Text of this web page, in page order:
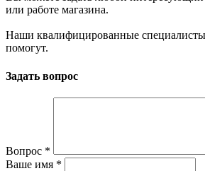
или работе магазина.
Наши квалифицированные специалисты
помогут.
Задать вопрос
Вопрос *
Ваше имя *